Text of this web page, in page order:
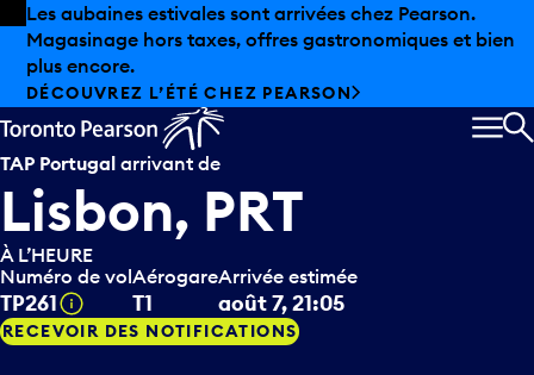
Skip to offers
Passer au contenu principal
Les aubaines estivales sont arrivées chez Pearson.
Magasinage hors taxes, offres gastronomiques et bien
plus encore.
DÉCOUVREZ L’ÉTÉ CHEZ PEARSON
TAP Portugal arrivant de
Lisbon, PRT
À L’HEURE
Numéro de vol
TP261 Infobulle
Aérogare
T1
Arrivée estimée
août 7, 21:05
RECEVOIR DES NOTIFICATIONS